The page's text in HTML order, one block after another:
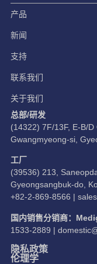
产品
新闻
支持
联系我们
关于我们
总部/研发
(14322) 7F/13F, E-B/
Gwangmyeong-si,
工厂
(39536) 213,
Gyeongsangbuk-do,
+82-2-869-8566 |
国内销售分销商：
1533-2889 |
隐私政策
伦理学